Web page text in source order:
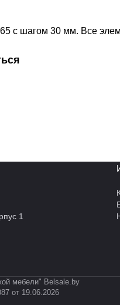
с шагом 30 мм. Все
1
мебели" Belsale.by
от 19.06.2026